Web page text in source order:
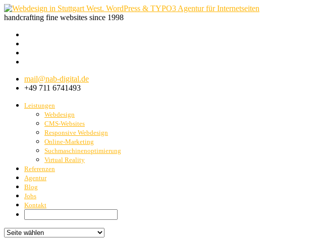
handcrafting fine websites since 1998
mail@nab-digital.de
+49 711 6741493
Leistungen
Webdesign
CMS-Websites
Responsive Webdesign
Online-Marketing
Suchmaschinenoptimierung
Virtual Reality
Referenzen
Agentur
Blog
Jobs
Kontakt